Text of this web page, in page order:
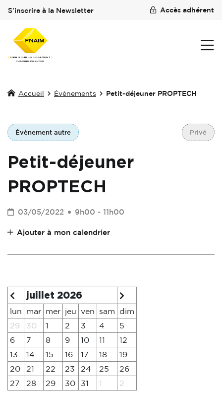
S'inscrire à la Newsletter Accès adhérent
Accueil Évènements Petit-déjeuner PROPTECH
Évènement autre Privé
Petit-déjeuner
PROPTECH
03/05/2022 9h00 - 11h00
Ajouter à mon calendrier
juillet 2026
lun mar mer jeu ven sam
dim
29
30 1 2 3 4
5
6
7 8 9 10 11
12
13
14 15 16 17 18
19
20
21 22 23 24 25
26
27
28 29 30 31 1 2